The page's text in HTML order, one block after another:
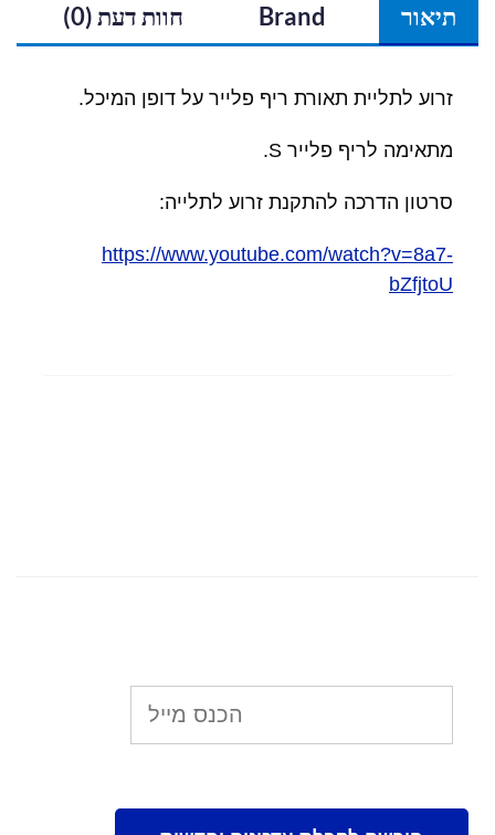
תיאור Brand חוות דעת (0)
זרוע לתליית תאורת ריף פלייר על דופן המיכל.
מתאימה לריף פלייר S.
סרטון הדרכה להתקנת זרוע לתלייה:
https://www.youtube.com/watch?v=8a7-
bZfjtoU